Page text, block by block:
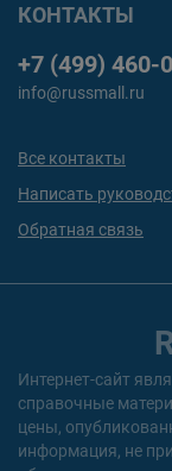
КОНТАКТЫ
+7 (499) 460-
info@russmall.ru
Все контакты
Написать
Обратная связь
Интернет-сайт
справочные
цены,
информация, не